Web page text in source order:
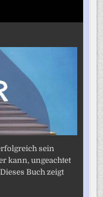
sein
kann, ungeachtet
Buch zeigt